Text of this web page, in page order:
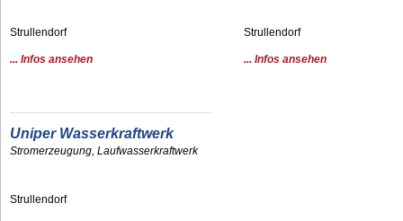
Strullendorf
... Infos ansehen
Strullendorf
... Infos ansehen
Uniper Wasserkraftwerk
Stromerzeugung, Laufwasserkraftwerk
Strullendorf